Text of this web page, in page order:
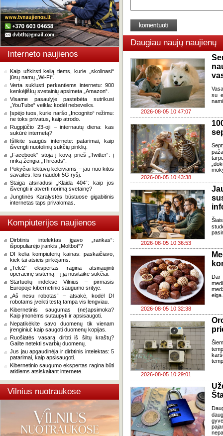
Interneto naujienos
Kaip užkirsti kelią tiems, kurie „skolinasi“
jūsų namų „Wi-Fi“.
Verta suklusti perkantiems internetu: 900
kenkėjiškų svetainių apsimeta „Amazon“.
Visame pasaulyje pastebėta sutrikusi
„YouTube“ veikla: kodėl nebeveiks.
Įspėjo tuos, kurie naršo „Incognito“ režimu:
ne toks privatus, kaip atrodo.
Rugpjūčio 23-oji – internautų diena: kas
sukūrė internetą?
Išlikite saugūs internete: patarimai, kaip
išvengti nuotolinių sukčių pinklių.
„Facebook“ stoja į kovą prieš „Twitter“: į
rinką žengia „Threads“.
Pokyčiai lėktuvų keleiviams – jau nuo kitos
savaitės: leis naudoti 5G ryšį.
Staiga atsiradusi „Klaida 404“: kaip jos
išvengti ir atverti norimą svetainę?
Jungtinės Karalystės būstuose gigabitinis
internetas taps privalomas.
Kompiuterijos naujienos
Dirbtinis intelektas įgavo „rankas“:
išpopuliarėjo įrankis „Moltbot“?
DI kelia kompiuterių kainas: paskaičiavo,
kiek tai atsieis pirkėjams.
„Tele2“ ekspertas ragina atsinaujinti
operacinę sistemą – į ją nusitaikė sukčiai.
Startuolių indekse Vilnius – pirmasis
Europoje kibernetinio saugumo srityje.
„Aš nesu robotas“ – atsakė, kodėl DI
robotams įveikti testą tampa vis lengviau.
Kibernetinis saugumas (ne)apsimoka?
Kaip įmonėms sutaupyti ir apsisaugoti.
Nepatikėkite savo duomenų tik vienam
įrenginiui: kaip saugoti duomenų kopijas.
Ruošiatės vasarą dirbti iš šiltų kraštų?
Galite netekti svarbių duomenų.
Jus jau apgaudinėja ir dirbtinis intelektas: 5
patarimai, kaip apsisaugoti.
Kibernetinio saugumo ekspertas ragina būti
atidiems atsiskaitant internete.
Vilnius nuotraukose
Daugiau naujų naujienų
2026-08-05 10:47:07
su
2026-08-05 10:43:38
2026-08-05 10:36:53
2026-08-05 10:32:38
Dar
2026-08-05 10:29:01